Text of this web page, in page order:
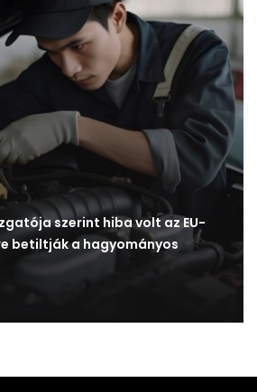
szerint hiba volt az EU-
betiltják a hagyományos